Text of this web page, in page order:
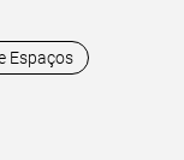
Espaços